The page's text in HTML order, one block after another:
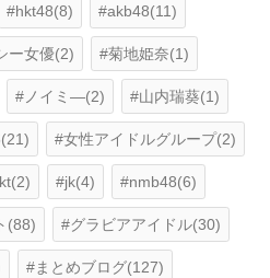
hkt48(8) akb48(11)
ー女優(2) 菊地姫奈(1)
ノイミ―(2) 山内瑞葵(1)
女性アイドルグループ(2)
jk(4) nmb48(6)
(88) グラビアアイドル(30)
まとめブログ(127)